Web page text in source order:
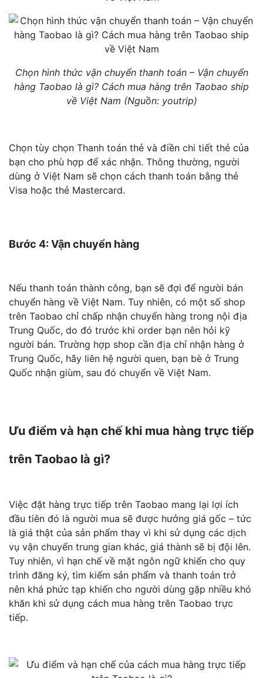
Chọn hình thức vận chuyển thanh toán – Vận chuyển
hàng Taobao là gì? Cách mua hàng trên Taobao ship
về Việt Nam (Nguồn: youtrip)
Chọn tùy chọn Thanh toán thẻ và điền chi tiết thẻ của
bạn cho phù hợp để xác nhận. Thông thường, người
dùng ở Việt Nam sẽ chọn cách thanh toán bằng thẻ
Visa hoặc thẻ Mastercard.
Bước 4: Vận chuyển hàng
Nếu thanh toán thành công, bạn sẽ đợi để người bán
chuyển hàng về Việt Nam. Tuy nhiên, có một số shop
trên Taobao chỉ chấp nhận chuyển hàng trong nội địa
Trung Quốc, do đó trước khi order bạn nên hỏi kỹ
người bán. Trường hợp shop cần địa chỉ nhận hàng ở
Trung Quốc, hãy liên hệ người quen, bạn bè ở Trung
Quốc nhận giùm, sau đó chuyển về Việt Nam.
Ưu điểm và hạn chế khi mua hàng trực tiếp
trên Taobao là gì?
Việc đặt hàng trực tiếp trên Taobao mang lại lợi ích
đầu tiên đó là người mua sẽ được hưởng giá gốc – tức
là giá thật của sản phẩm thay vì khi sử dụng các dịch
vụ vận chuyển trung gian khác, giá thành sẽ bị đội lên.
Tuy nhiên, vì hạn chế về mặt ngôn ngữ khiến cho quy
trình đăng ký, tìm kiếm sản phẩm và thanh toán trở
nên khá phức tạp khiến cho người dùng gặp nhiều khó
khăn khi sử dụng cách mua hàng trên Taobao trực
tiếp.